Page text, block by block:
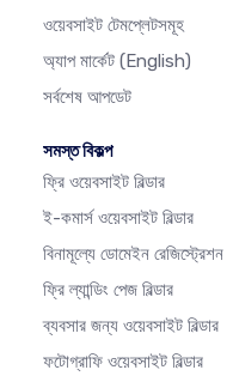
ওয়েবসাইট টেমপ্লেটসমূহ
অ্যাপ মার্কেট (English)
সর্বশেষ আপডেট
সমস্ত বিকল্প
ফ্রি ওয়েবসাইট বিল্ডার
ই-কমার্স ওয়েবসাইট বিল্ডার
বিনামূল্যে ডোমেইন রেজিস্ট্রেশন
ফ্রি ল্যান্ডিং পেজ বিল্ডার
ব্যবসার জন্য ওয়েবসাইট বিল্ডার
ফটোগ্রাফি ওয়েবসাইট বিল্ডার